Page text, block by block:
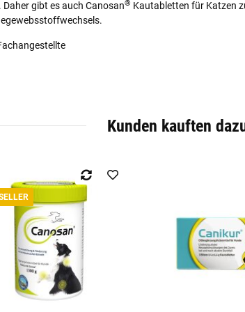
gibt es auch Canosan® Kautabletten für Katzen
Kunden kauften